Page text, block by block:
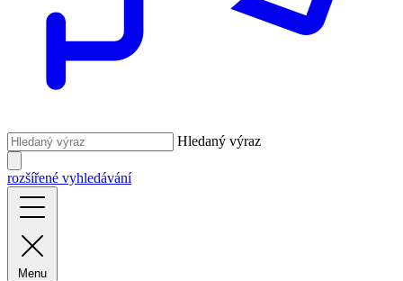
Hledaný výraz
rozšířené vyhledávání
Menu